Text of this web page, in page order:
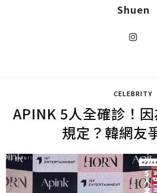
Shuen
CELEBRITY
APINK 5人全確診！
規定？韓網友